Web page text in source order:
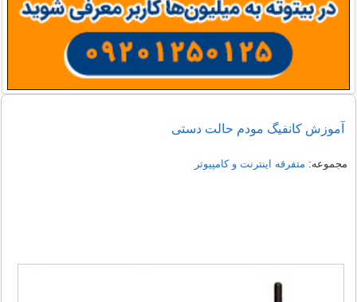
آموزش کانفیگ مودم حالت دستی
مجموعه: متفرقه اينترنت و كامپيوتر